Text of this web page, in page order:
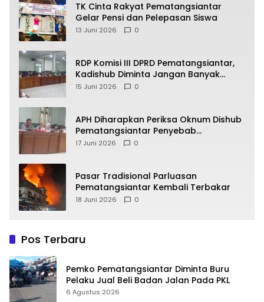
TK Cinta Rakyat Pematangsiantar
Gelar Pensi dan Pelepasan Siswa
13 Juni 2026 0
RDP Komisi III DPRD Pematangsiantar,
Kadishub Diminta Jangan Banyak
Alasan
15 Juni 2026 0
APH Diharapkan Periksa Oknum Dishub
Pematangsiantar Penyebab
Kebocoran PAD Retribusi Parkir
17 Juni 2026 0
Pasar Tradisional Parluasan
Pematangsiantar Kembali Terbakar
18 Juni 2026 0
Pos Terbaru
Pemko Pematangsiantar Diminta Buru
Pelaku Jual Beli Badan Jalan Pada PKL
6 Agustus 2026